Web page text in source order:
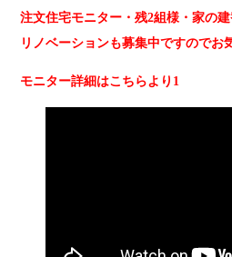
注文住宅モニター・残2組様・家の
リノベーションも募集中ですのでお
モニター詳細はこちらより1